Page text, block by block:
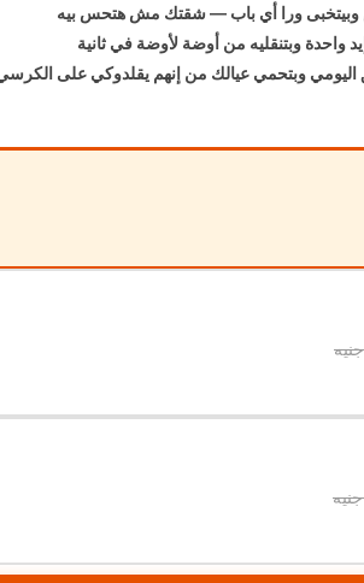
وبيتخبى ورا أي باب — شقتك مش هتحس بيه
واحدة وبتنقليه من أوضة لأوضة في ثانية
وبتحمي عيالك من إنهم يقلدوكي على